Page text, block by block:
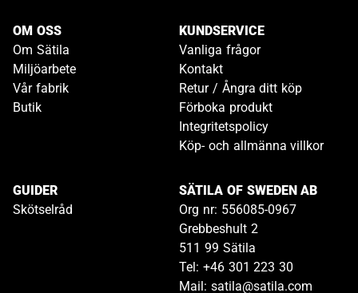
OM OSS
Om Sätila
Miljöarbete
Vår fabrik
Butik
KUNDSERVICE
Vanliga frågor
Kontakt
Retur / Ångra ditt köp
Förboka produkt
Integritetspolicy
Köp- och allmänna villkor
GUIDER
Skötselråd
SÄTILA OF SWEDEN AB
Org nr: 556085-0967
Grebbeshult 2
511 99 Sätila
Tel: +46 301 223 30
Mail: satila@satila.com